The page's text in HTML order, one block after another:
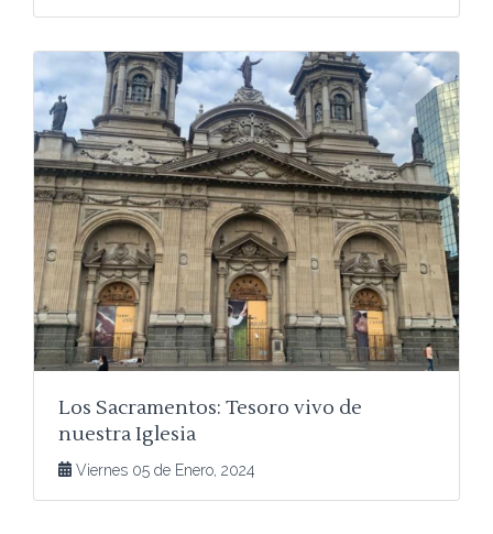
Los Sacramentos: Tesoro vivo de
nuestra Iglesia
Viernes 05 de Enero, 2024